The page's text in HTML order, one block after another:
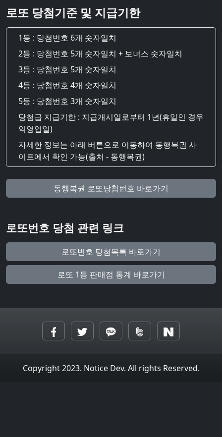
로또 당첨기준 및 지급기한
1등 : 당첨번호 6개 숫자일치
2등 : 당첨번호 5개 숫자일치 + 보너스 숫자일치
3등 : 당첨번호 5개 숫자일치
4등 : 당첨번호 4개 숫자일치
5등 : 당첨번호 3개 숫자일치
당첨급 지급기한 : 지급개시일로부터 1년(휴일인 경우
익영업일)
자세한 정보는 아래 버튼으로 이동하여 동행복권 사
이트에서 확인 가능(출처 - 동행복권)
동행복권 로또당첨번호 바로가기
로또번호 당첨 관련 링크
로또번호 당첨목록 바로가기
로또 1등 판매점 통계 바로가기
Copyright 2023. Notice Dev. All rights Reserved.